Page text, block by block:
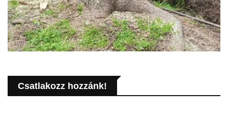
Csatlakozz hozzánk!